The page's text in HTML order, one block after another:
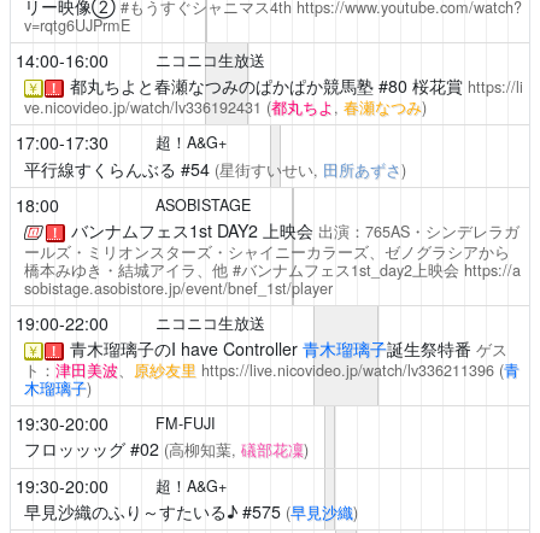
リー映像② #もうすぐシャニマス4th https://www.youtube.com/watch?
v=rqtg6UJPrmE
14:00-16:00 ニコニコ生放送
￥ ！ 都丸ちよと春瀬なつみのぱかぱか競馬塾#80 桜花賞 https://li
ve.nicovideo.jp/watch/lv336192431 (都丸ちよ, 春瀬なつみ)
17:00-17:30 超！A&G+
平行線すくらんぶる #54 (星街すいせい, 田所あずさ)
18:00 ASOBISTAGE
！ バンナムフェス1st DAY2 上映会 出演：765AS・シンデレラガ
ールズ・ミリオンスターズ・シャイニーカラーズ、ゼノグラシアから
橋本みゆき・結城アイラ、他 #バンナムフェス1st_day2上映会 https://a
sobistage.asobistore.jp/event/bnef_1st/player
19:00-22:00 ニコニコ生放送
￥ ！ 青木瑠璃子のI have Controller 青木瑠璃子誕生祭特番 ゲス
ト： 津田美波、 原紗友里 https://live.nicovideo.jp/watch/lv336211396 (青
木瑠璃子)
19:30-20:00 FM-FUJI
フロッッッグ#02 (高柳知葉, 礒部花凜)
19:30-20:00 超！A&G+
早見沙織のふり～すたいる♪#575 (早見沙織)